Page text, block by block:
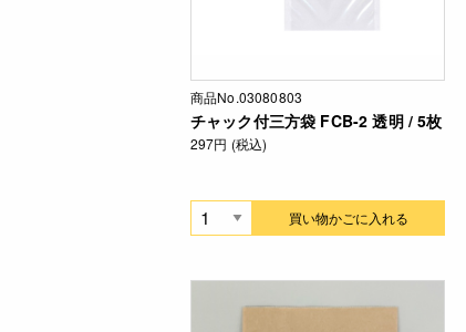
商品No.03080803
チャック付三方袋 FCB-2 透明 / 5枚
297円 (税込)
買い物かごに入れる